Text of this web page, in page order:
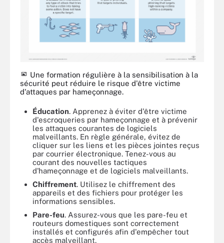
Une formation régulière à la sensibilisation à la
sécurité peut réduire le risque d'être victime
d'attaques par hameçonnage.
Éducation. Apprenez à éviter d'être victime
d'escroqueries par hameçonnage et à prévenir
les attaques courantes de logiciels
malveillants. En règle générale, évitez de
cliquer sur les liens et les pièces jointes reçus
par courrier électronique. Tenez-vous au
courant des nouvelles tactiques
d'hameçonnage et de logiciels malveillants.
Chiffrement. Utilisez le chiffrement des
appareils et des fichiers pour protéger les
informations sensibles.
Pare-feu. Assurez-vous que les pare-feu et
routeurs domestiques sont correctement
installés et configurés afin d'empêcher tout
accès malveillant.